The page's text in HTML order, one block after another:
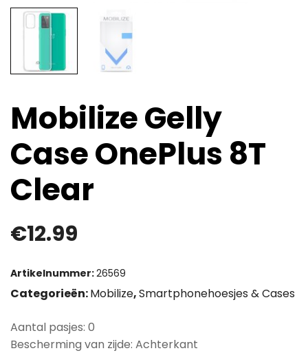
Mobilize Gelly
Case OnePlus 8T
Clear
€12.99
Artikelnummer:26569
Categorieën:Mobilize,Smartphonehoesjes & Cases
Aantal pasjes: 0
Bescherming van zijde: Achterkant